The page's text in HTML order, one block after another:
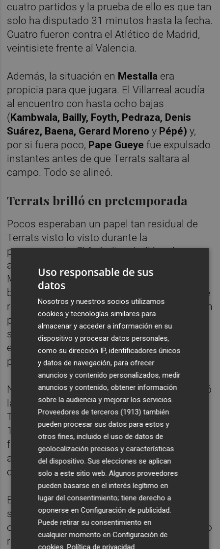
cuatro partidos y la prueba de ello es que tan
solo ha disputado 31 minutos hasta la fecha.
Cuatro fueron contra el Atlético de Madrid,
veintisiete frente al Valencia.
Además, la situación en Mestalla era
propicia para que jugara. El Villarreal acudía
al encuentro con hasta ocho bajas
(Kambwala, Bailly, Foyth, Pedraza, Denis
Suárez, Baena, Gerard Morenoy Pépé)y,
por si fuera poco, Pape Gueye fue expulsado
instantes antes de que Terrats saltara al
campo. Todo se alineó.
Terrats brilló en pretemporada
Pocos esperaban un papel tan residual de
Terrats visto lo visto durante la
pretemporada. El futbolista brilló en los
amistosos gracias al nuevo rol que le otorgó
Marcelino. El asturiano alejó al catalán de la
base de la jugada para acercarlo a la zona de
remate. Es decir, restó su peso en la creación
para aproximarlo al gol. El resultado fue
satisfactorio, pues el centrocampista anotó
en dos de los seis encuentros de
preparación que disputó elSubmarino
No solo eso, sino que el ex del Girona finalizó
la pretemporada como el 'pichichi' amarillo.
Terrats fue capaz, frente alSion,de anotar el
1-2 y adelantar al Villarreal en el marcador y,
frente al
Dortmund
, de marcar el 0-2 que
ampliaba la ventaja que ostentaba el
conjunto de la Plana.
El futbolista, lejos de sentirse incómodo con
su nueva posición, aseguró a la televisión
oficial del club sentirse a gusto con su nuevo
rol: "Me siento cómodo en esa posición,
Uso responsable de sus
datos
Nosotros y nuestros socios utilizamos
cookies y tecnologías similares para
almacenar y acceder a información en su
dispositivo y procesar datos personales,
como su dirección IP, identificadores únicos
y datos de navegación, para ofrecer
anuncios y contenido personalizados, medir
anuncios y contenido, obtener información
sobre la audiencia y mejorar los servicios.
Proveedores de terceros (1913) también
pueden procesar sus datos para estos y
otros fines, incluido el uso de datos de
geolocalización precisos y características
del dispositivo. Sus elecciones se aplican
solo a este sitio web. Algunos proveedores
pueden basarse en el interés legítimo en
lugar del consentimiento; tiene derecho a
oponerse enConfiguración de publicidad.
Puede retirar su consentimiento en
cualquier momento enConfiguración de
cookies.Política de privacidad